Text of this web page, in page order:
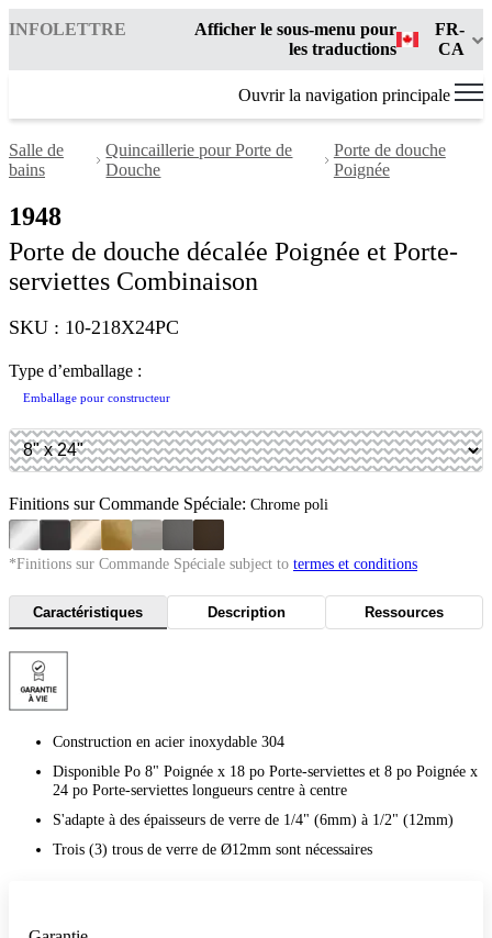
INFOLETTRE
Afficher le sous-menu pour
les traductions
FR-
CA
Ouvrir la navigation principale
Salle de
bains
Quincaillerie pour Porte de
Douche
Porte de douche
Poignée
1948
Porte de douche décalée Poignée et Porte-
serviettes Combinaison
SKU : 10-218X24PC
Type d’emballage :
Emballage pour constructeur
Finitions sur Commande Spéciale: Chrome poli
*Finitions sur Commande Spéciale subject to termes et conditions
Caractéristiques Description Ressources
Construction en acier inoxydable 304
Disponible Po 8" Poignée x 18 po Porte-serviettes et 8 po Poignée x
24 po Porte-serviettes longueurs centre à centre
S'adapte à des épaisseurs de verre de 1/4" (6mm) à 1/2" (12mm)
Trois (3) trous de verre de Ø12mm sont nécessaires